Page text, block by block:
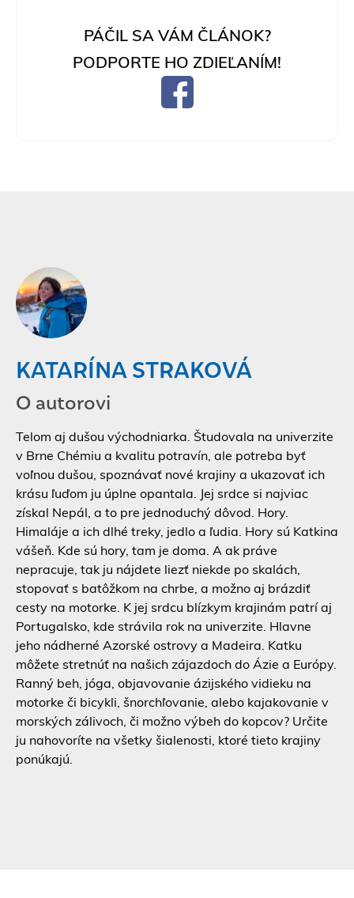
PÁČIL SA VÁM ČLÁNOK?
PODPORTE HO ZDIEĽANÍM!
KATARÍNA STRAKOVÁ
O autorovi
Telom aj dušou východniarka. Študovala na univerzite
v Brne Chémiu a kvalitu potravín, ale potreba byť
voľnou dušou, spoznávať nové krajiny a ukazovať ich
krásu ľuďom ju úplne opantala. Jej srdce si najviac
získal Nepál, a to pre jednoduchý dôvod. Hory.
Himaláje a ich dlhé treky, jedlo a ľudia. Hory sú Katkina
vášeň. Kde sú hory, tam je doma. A ak práve
nepracuje, tak ju nájdete liezť niekde po skalách,
stopovať s batôžkom na chrbe, a možno aj brázdiť
cesty na motorke. K jej srdcu blízkym krajinám patrí aj
Portugalsko, kde strávila rok na univerzite. Hlavne
jeho nádherné Azorské ostrovy a Madeira. Katku
môžete stretnúť na našich zájazdoch do Ázie a Európy.
Ranný beh, jóga, objavovanie ázijského vidieku na
motorke či bicykli, šnorchľovanie, alebo kajakovanie v
morských zálivoch, či možno výbeh do kopcov? Určite
ju nahovoríte na všetky šialenosti, ktoré tieto krajiny
ponúkajú.